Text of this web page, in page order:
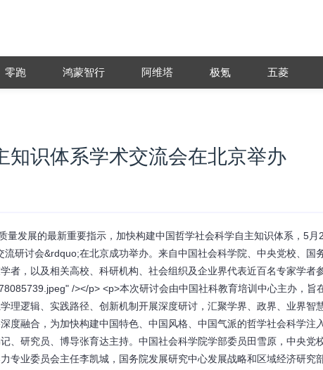
零跑 鸿蒙智行 阿维塔 极氪 五菱
知识体系学术交流会在北京举办
发展的最新重要指示，加快构建中国哲学社会科学自主知识体系，5月
研讨会&rdquo;在北京成功举办。来自中国社会科学院、中央党校、国
者，以及相关高校、科研机构、社会组织及企业界代表近百名专家学者
/></p> <p>本次研讨会由中国社科教育培训中心主办，旨
理逻辑、实践路径、创新机制开展深度研讨，汇聚学界、政界、业界智
度融合，为加快构建中国特色、中国风格、中国气派的哲学社会科学注
、研究员、博导张育达主持。中国社会科学院学部委员田雪原，中央党
专业委员会主任李凯城，国务院发展研究中心发展战略和区域经济研究